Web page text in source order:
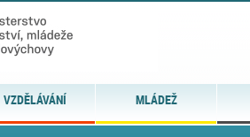
VZDĚLÁVÁNÍ MLÁDEŽ